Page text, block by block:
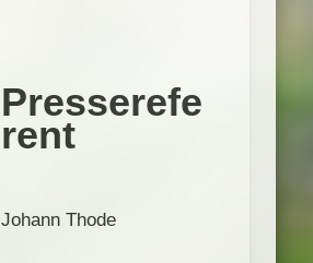
Presserefe
rent
Johann Thode